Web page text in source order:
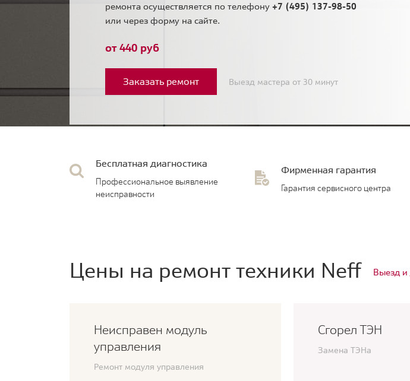
ремонта осуществляется по телефону +7 (495) 137-98-50
или через форму на сайте.
от 440 руб
Заказать ремонт Выезд мастера от 30 минут
Бесплатная диагностика
Профессиональное выявление
неисправности
Фирменная гарантия
Гарантия сервисного центра
Цены на ремонт техники Neff Выезд и
Неисправен модуль
управления
Ремонт модуля управления
Сгорел ТЭН
Замена ТЭНа